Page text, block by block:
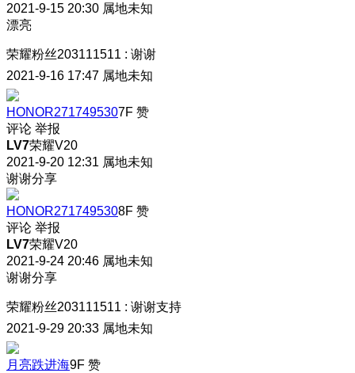
2021-9-15 20:30 属地未知
漂亮
荣耀粉丝203111511 : 谢谢
2021-9-16 17:47 属地未知
HONOR2717495307F 赞
评论 举报
LV7荣耀V20
2021-9-20 12:31 属地未知
谢谢分享
HONOR2717495308F 赞
评论 举报
LV7荣耀V20
2021-9-24 20:46 属地未知
谢谢分享
荣耀粉丝203111511 : 谢谢支持
2021-9-29 20:33 属地未知
月亮跌进海9F 赞